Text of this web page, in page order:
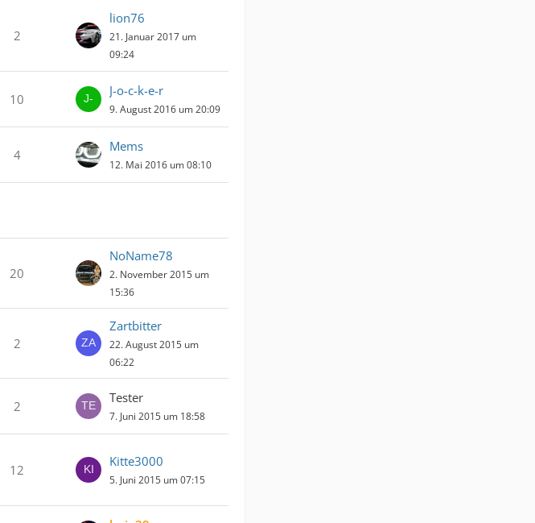
2
lion76
21. Januar 2017 um
09:24
10
J-o-c-k-e-r
9. August 2016 um 20:09
4
Mems
12. Mai 2016 um 08:10
20
NoName78
2. November 2015 um
15:36
2
Zartbitter
22. August 2015 um
06:22
2
Tester
7. Juni 2015 um 18:58
12
Kitte3000
5. Juni 2015 um 07:15